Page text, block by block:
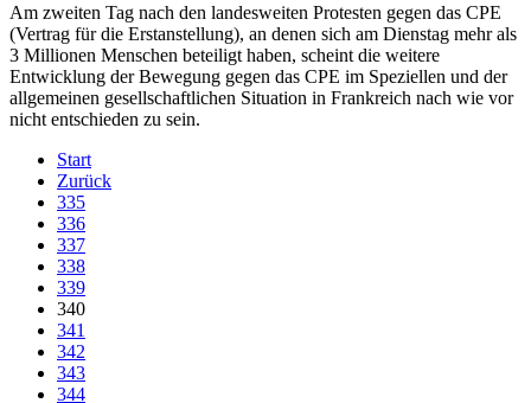
Am zweiten Tag nach den landesweiten Protesten gegen das CPE
(Vertrag für die Erstanstellung), an denen sich am Dienstag mehr als
3 Millionen Menschen beteiligt haben, scheint die weitere
Entwicklung der Bewegung gegen das CPE im Speziellen und der
allgemeinen gesellschaftlichen Situation in Frankreich nach wie vor
nicht entschieden zu sein.
Start
Zurück
335
336
337
338
339
340
341
342
343
344